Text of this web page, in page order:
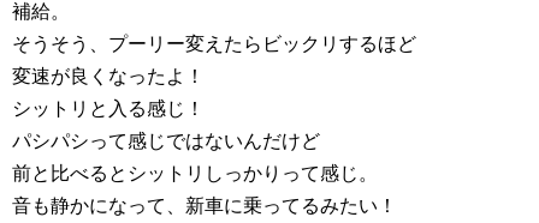
補給。
そうそう、プーリー変えたらビックリするほど
変速が良くなったよ！
シットリと入る感じ！
パシパシって感じではないんだけど
前と比べるとシットリしっかりって感じ。
音も静かになって、新車に乗ってるみたい！